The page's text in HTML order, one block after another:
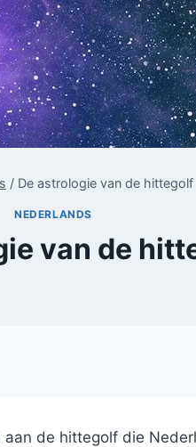
/ De astrologie van de hittegolf
NEDERLANDS
van de
de hittegolf die